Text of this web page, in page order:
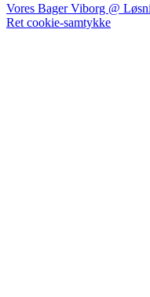
Vores Bager Viborg @
Ret cookie-samtykke